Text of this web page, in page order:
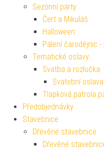
Sezónní párty
Čert a Mikuláš
Halloween
Pálení čarodějnic
Tematické oslavy
Svatba a rozlučka
Svatební oslava
Tlapková patrola
Předobjednávky
Stavebnice
Dřevěné stavebnice
Dřevěné